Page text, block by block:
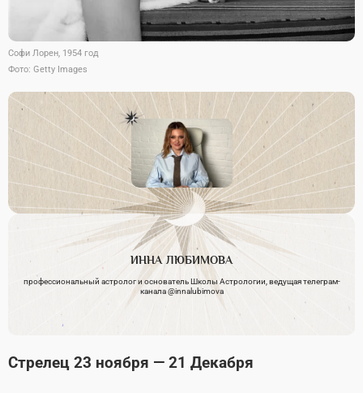
Софи Лорен, 1954 год
Фото: Getty Images
ИННА ЛЮБИМОВА
профессиональный астролог и основатель Школы Астрологии, ведущая телеграм-
канала @innalubimova
Стрелец 23 ноября — 21 Декабря